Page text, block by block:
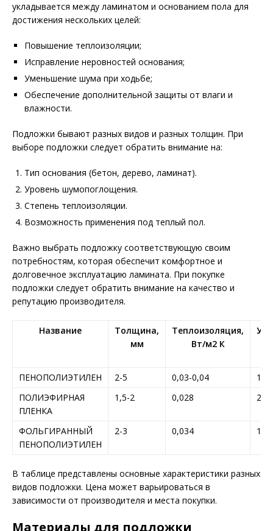
укладывается между ламинатом и основанием пола для
достижения нескольких целей:
Повышение теплоизоляции;
Исправление неровностей основания;
Уменьшение шума при ходьбе;
Обеспечение дополнительной защиты от влаги и
влажности.
Подложки бывают разных видов и разных толщин. При
выборе подложки следует обратить внимание на:
Тип основания (бетон, дерево, ламинат).
Уровень шумопоглощения.
Степень теплоизоляции.
Возможность применения под теплый пол.
Важно выбрать подложку соответствующую своим
потребностям, которая обеспечит комфортное и
долговечное эксплуатацию ламината. При покупке
подложки следует обратить внимание на качество и
репутацию производителя.
Название
Толщина,
мм
Теплоизоляция,
Вт/м2 К
ПЕНОПОЛИЭТИЛЕН
2-5 0,03-0,04
14-
ПОЛИЭФИРНАЯ
ПЛЕНКА
1,5-2 0,028 22
ФОЛЬГИРАННЫЙ
ПЕНОПОЛИЭТИЛЕН
2-3 0,034 15
В таблице представлены основные характеристики разных
видов подложки. Цена может варьироваться в
зависимости от производителя и места покупки.
Материалы для подложки